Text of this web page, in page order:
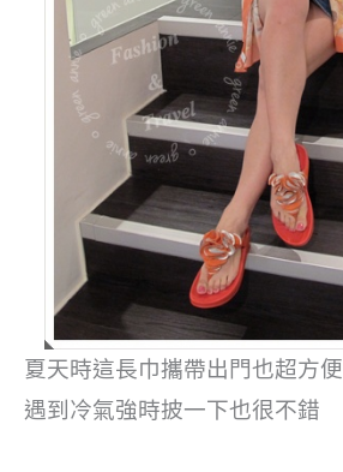
夏天時這長巾攜帶出門也超方便
遇到冷氣強時披一下也很不錯